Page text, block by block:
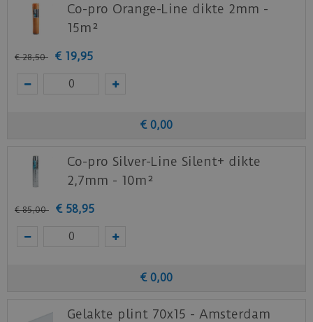
Co-pro Orange-Line dikte 2mm -
15m²
€ 28,50 € 19,95
€ 0,00
Co-pro Silver-Line Silent+ dikte
2,7mm - 10m²
€ 85,00 € 58,95
€ 0,00
Gelakte plint 70x15 - Amsterdam